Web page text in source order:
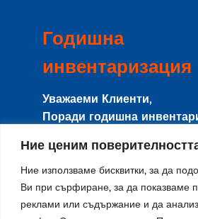
Ние ценим
Ние използваме бисквитки, за да
Ви при сърфиране, за да показваме
реклами или съдържание и да
Годишна
инвентаризация
Уважаеми Клиенти,
Поради годишна
няма да работят с
изпращат поръчки.
Направените поръчки в
се изпращат от17-ти